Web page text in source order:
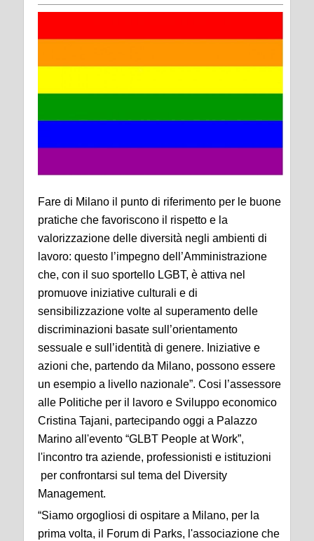
Fare di Milano il punto di riferimento per le buone
pratiche che favoriscono il rispetto e la
valorizzazione delle diversità negli ambienti di
lavoro: questo l’impegno dell’Amministrazione
che, con il suo sportello LGBT, è attiva nel
promuove iniziative culturali e di
sensibilizzazione volte al superamento delle
discriminazioni basate sull’orientamento
sessuale e sull’identità di genere. Iniziative e
azioni che, partendo da Milano, possono essere
un esempio a livello nazionale”. Cosi l’assessore
alle Politiche per il lavoro e Sviluppo economico
Cristina Tajani, partecipando oggi a Palazzo
Marino all'evento “GLBT People at Work”,
l'incontro tra aziende, professionisti e istituzioni
per confrontarsi sul tema del Diversity
Management.
“Siamo orgogliosi di ospitare a Milano, per la
prima volta, il Forum di Parks, l'associazione che